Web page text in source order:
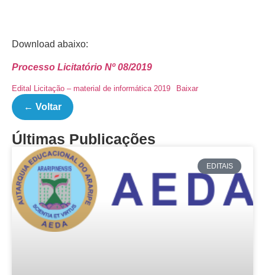
Download abaixo:
Processo Licitatório Nº 08/2019
Edital Licitação – material de informática 2019 Baixar
← Voltar
Últimas Publicações
EDITAIS